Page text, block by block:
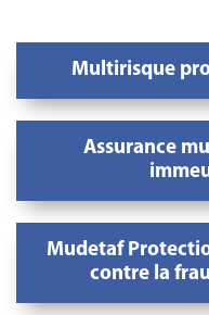
Multirisque
Assurance
Mudetaf
contre la